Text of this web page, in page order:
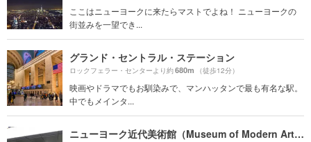
ここはニューヨークに来たらマストでよね！ ニューヨークの
街並みを一望でき...
グランド・セントラル・ステーション
ロックフェラー・センターより約680m （徒歩12分）
映画やドラマでもお馴染みで、マンハッタンで最も有名な駅。
中でもメインタ...
ニューヨーク近代美術館（Museum of Modern Art MoMA）